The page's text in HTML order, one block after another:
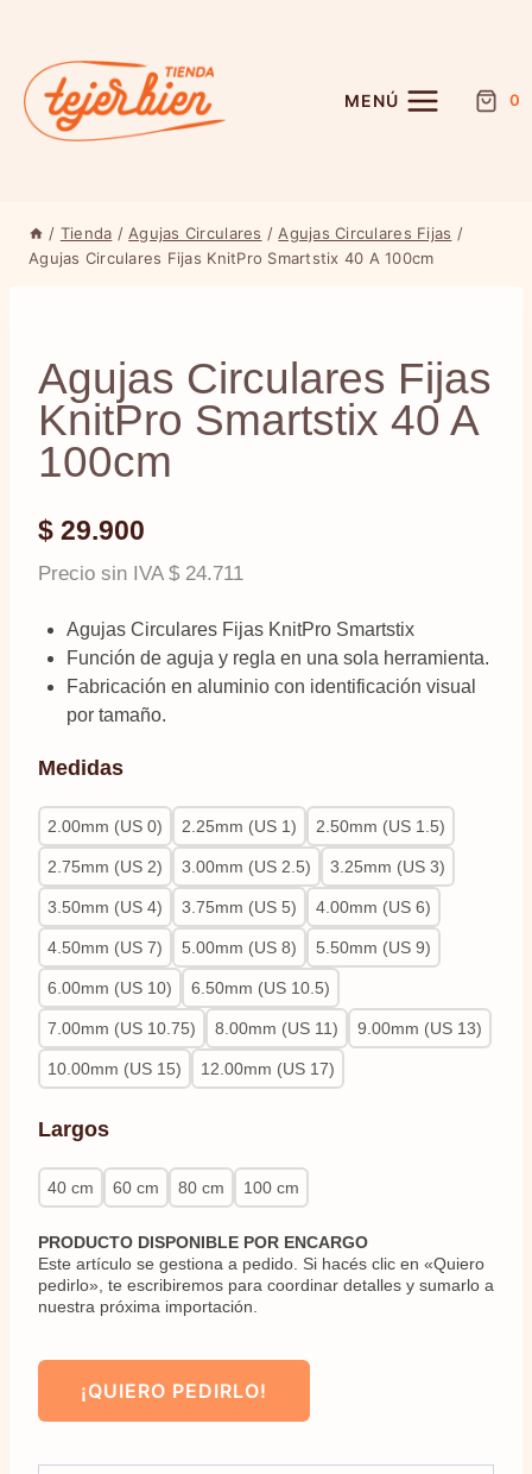
contenido
MENÚ 0
/ Tienda / Agujas Circulares / Agujas Circulares Fijas /
Agujas Circulares Fijas KnitPro Smartstix 40 A 100cm
Agujas Circulares Fijas
KnitPro Smartstix 40 A
100cm
$ 29.900
Precio sin IVA $ 24.711
Agujas Circulares Fijas KnitPro Smartstix
Función de aguja y regla en una sola herramienta.
Fabricación en aluminio con identificación visual
por tamaño.
Medidas
2.00mm (US 0) 2.25mm (US 1) 2.50mm (US 1.5)
2.75mm (US 2) 3.00mm (US 2.5) 3.25mm (US 3)
3.50mm (US 4) 3.75mm (US 5) 4.00mm (US 6)
4.50mm (US 7) 5.00mm (US 8) 5.50mm (US 9)
6.00mm (US 10) 6.50mm (US 10.5)
7.00mm (US 10.75) 8.00mm (US 11) 9.00mm (US 13)
10.00mm (US 15) 12.00mm (US 17)
Largos
40 cm 60 cm 80 cm 100 cm
PRODUCTO DISPONIBLE POR ENCARGO
Este artículo se gestiona a pedido. Si hacés clic en «Quiero
pedirlo», te escribiremos para coordinar detalles y sumarlo a
nuestra próxima importación.
¡QUIERO PEDIRLO!